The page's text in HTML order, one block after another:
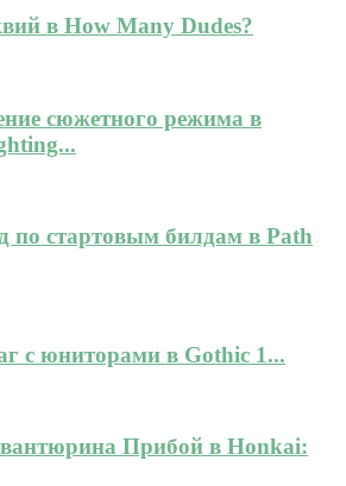
в How Many Dudes?
сюжетного режима в
по стартовым билдам в Path
с юниторами в Gothic 1...
Прибой в Honkai: